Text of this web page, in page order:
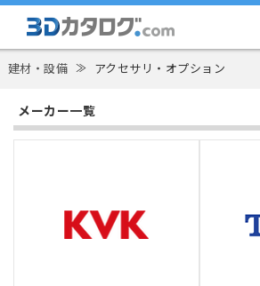
建材・設備 ≫ アクセサリ・オプション
メーカー一覧